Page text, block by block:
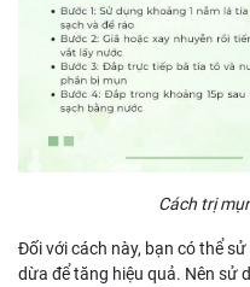
Cách trị
Đối với cách này, bạn có thể
dừa để tăng hiệu quả. Nên sử